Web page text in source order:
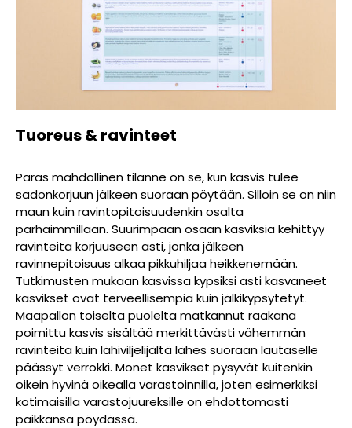
Tuoreus & ravinteet
Paras mahdollinen tilanne on se, kun kasvis tulee
sadonkorjuun jälkeen suoraan pöytään. Silloin se on niin
maun kuin ravintopitoisuudenkin osalta
parhaimmillaan. Suurimpaan osaan kasviksia kehittyy
ravinteita korjuuseen asti, jonka jälkeen
ravinnepitoisuus alkaa pikkuhiljaa heikkenemään.
Tutkimusten mukaan kasvissa kypsiksi asti kasvaneet
kasvikset ovat terveellisempiä kuin jälkikypsytetyt.
Maapallon toiselta puolelta matkannut raakana
poimittu kasvis sisältää merkittävästi vähemmän
ravinteita kuin lähiviljelijältä lähes suoraan lautaselle
päässyt verrokki. Monet kasvikset pysyvät kuitenkin
oikein hyvinä oikealla varastoinnilla, joten esimerkiksi
kotimaisilla varastojuureksille on ehdottomasti
paikkansa pöydässä.